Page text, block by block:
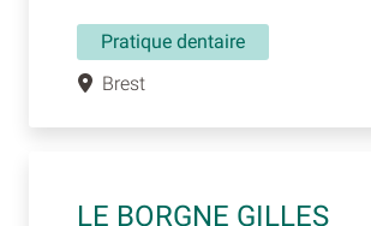
Pratique dentaire
Brest
LE BORGNE GILLES